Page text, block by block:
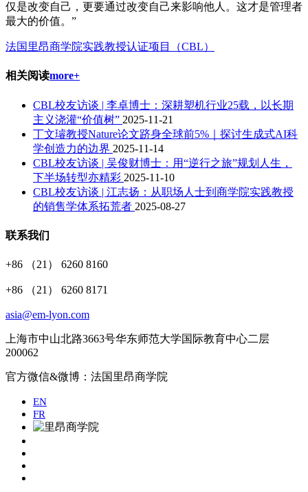
仅是改变自己，更要通过改变自己来影响他人。这才是管理者
最大的价值。”
法国里昂商学院实践教授认证项目（CBL）
相关阅读more+
CBL校友访谈 | 李卓博士：深耕塑机行业25载，以长期
主义浇灌“价值树” 2025-11-21
丁文璿教授Nature论文跻身全球前5%｜探讨生成式AI科
学创造力的边界 2025-11-14
CBL校友访谈 | 吴俊财博士：用“逆行之旅”规划人生，
下半场转型亦精彩 2025-11-10
CBL校友访谈 | 江志扬：从职场人士到商学院实践教授
的销售学体系拓荒者 2025-08-27
联系我们
+86 （21） 6260 8160
+86 （21） 6260 8171
asia@em-lyon.com
上海市中山北路3663号华东师范大学国际教育中心二层
200062
官方微信&微博：法国里昂商学院
EN
FR